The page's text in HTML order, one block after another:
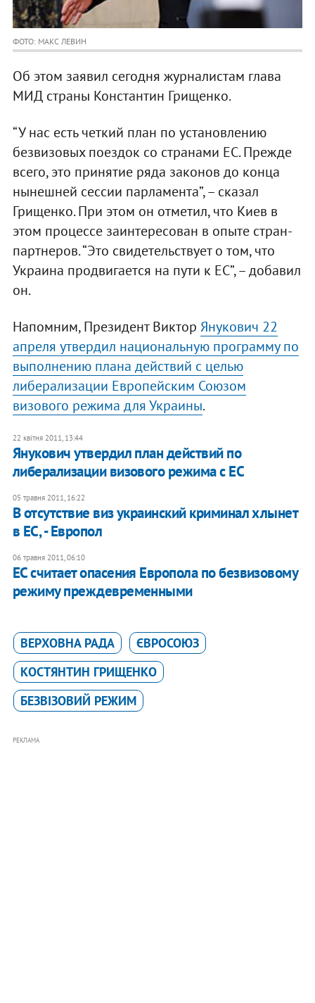
ФОТО: МАКС ЛЕВИН
Об этом заявил сегодня журналистам глава
МИД страны Константин Грищенко.
“У нас есть четкий план по установлению
безвизовых поездок со странами ЕС. Прежде
всего, это принятие ряда законов до конца
нынешней сессии парламента”, – сказал
Грищенко. При этом он отметил, что Киев в
этом процессе заинтересован в опыте стран-
партнеров. “Это свидетельствует о том, что
Украина продвигается на пути к ЕС”, – добавил
он.
Напомним, Президент Виктор Янукович 22
апреля утвердил национальную программу по
выполнению плана действий с целью
либерализации Европейским Союзом
визового режима для Украины.
22 квітня 2011, 13:44
​Янукович утвердил план действий по
либерализации визового режима с ЕС
05 травня 2011, 16:22
В отсутствие виз украинский криминал хлынет
в ЕС, - Европол
06 травня 2011, 06:10
ЕС считает опасения Европола по безвизовому
режиму преждевременными
ВЕРХОВНА РАДА
ЄВРОСОЮЗ
КОСТЯНТИН ГРИЩЕНКО
БЕЗВІЗОВИЙ РЕЖИМ
РЕКЛАМА